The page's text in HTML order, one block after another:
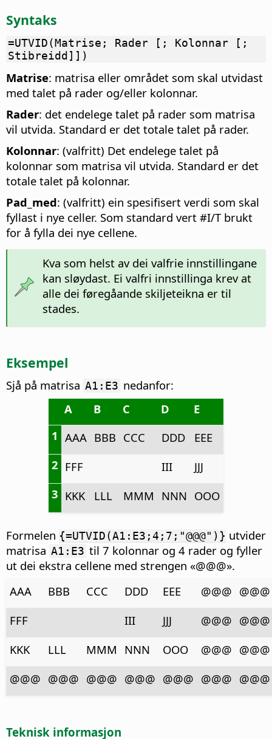
Syntaks
=UTVID(Matrise; Rader [; Kolonnar [;
Stibreidd]])
Matrise: matrisa eller området som skal utvidast
med talet på rader og/eller kolonnar.
Rader: det endelege talet på rader som matrisa
vil utvida. Standard er det totale talet på rader.
Kolonnar: (valfritt) Det endelege talet på
kolonnar som matrisa vil utvida. Standard er det
totale talet på kolonnar.
Pad_med: (valfritt) ein spesifisert verdi som skal
fyllast i nye celler. Som standard vert #I/T brukt
for å fylla dei nye cellene.
Kva som helst av dei valfrie innstillingane
kan sløydast. Ei valfri innstillinga krev at
alle dei føregåande skiljeteikna er til
stades.
Eksempel
Sjå på matrisa A1:E3 nedanfor:
A
B C D
E
1 AAA BBB CCC DDD
EEE
2 FFF III
JJJ
3 KKK LLL MMM NNN OOO
Formelen {=UTVID(A1:E3;4;7;"@@@")} utvider
matrisa A1:E3 til 7 kolonnar og 4 rader og fyller
ut dei ekstra cellene med strengen «@@@».
AAA
BBB CCC DDD EEE @@@ @@@
FFF
III JJJ @@@ @@@
KKK
LLL MMM NNN OOO @@@ @@@
@@@ @@@ @@@ @@@ @@@ @@@ @@@
Teknisk informasjon